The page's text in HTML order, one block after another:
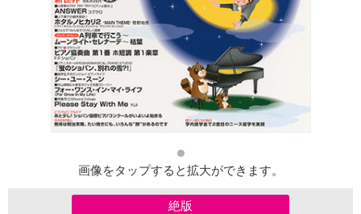
画像をタップすると拡大ができます。
絶版